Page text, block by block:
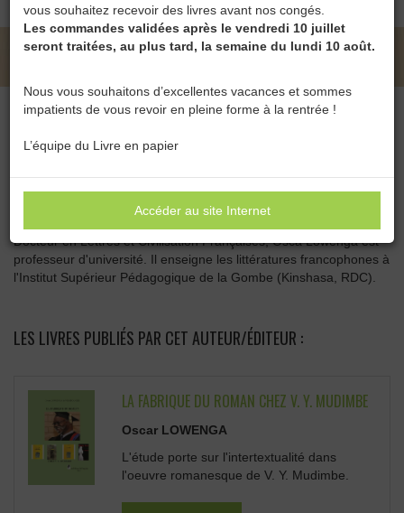
vous souhaitez recevoir des livres avant nos congés.
Les commandes validées après le vendredi 10 juillet
seront traitées, au plus tard, la semaine du lundi 10 août.
Nous vous souhaitons d’excellentes vacances et sommes
impatients de vous revoir en pleine forme à la rentrée !
L’équipe du Livre en papier
Accéder au site Internet
LE LIVRE EN PAPIER • OSCAR LOWENGA
Toutes les catégories
OSCAR LOWENGA
Docteur en Lettres et Civilisation Françaises, Osca Lowenga est
professeur d'université. Il enseigne les littératures francophones à
l'Institut Supérieur Pédagogique de la Gombe (Kinshasa, RDC).
LES LIVRES PUBLIÉS PAR CET AUTEUR/ÉDITEUR :
LA FABRIQUE DU ROMAN CHEZ V. Y. MUDIMBE
Oscar LOWENGA
L'étude porte sur l'intertextualité dans
l'oeuvre romanesque de V. Y. Mudimbe.